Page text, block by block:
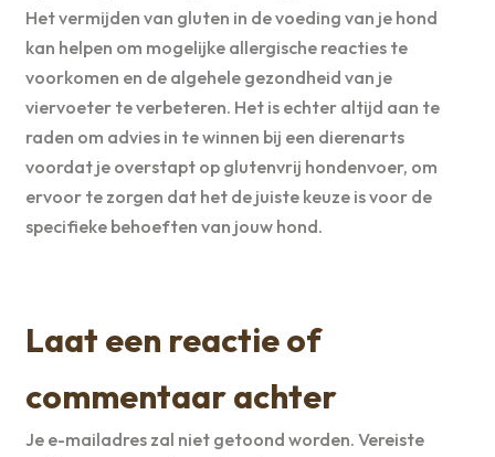
Het vermijden van gluten in de voeding van je hond
kan helpen om mogelijke allergische reacties te
voorkomen en de algehele gezondheid van je
viervoeter te verbeteren. Het is echter altijd aan te
raden om advies in te winnen bij een dierenarts
voordat je overstapt op glutenvrij hondenvoer, om
ervoor te zorgen dat het de juiste keuze is voor de
specifieke behoeften van jouw hond.
Laat een reactie of
commentaar achter
Je e-mailadres zal niet getoond worden. Vereiste